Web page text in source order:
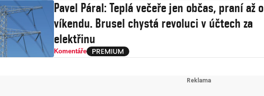
Pavel Páral: Teplá večeře jen občas, praní až o
víkendu. Brusel chystá revoluci v účtech za
elektřinu
Komentáře